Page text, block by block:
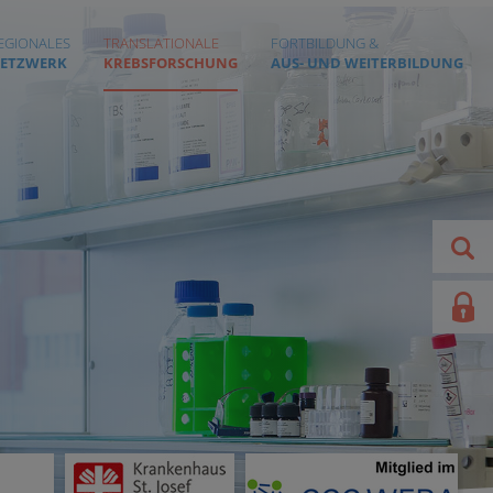
TRANSLATIONALE
KREBSFORSCHUNG
FORTBILDUNG &
AUS- UND WEITERBILDUNG